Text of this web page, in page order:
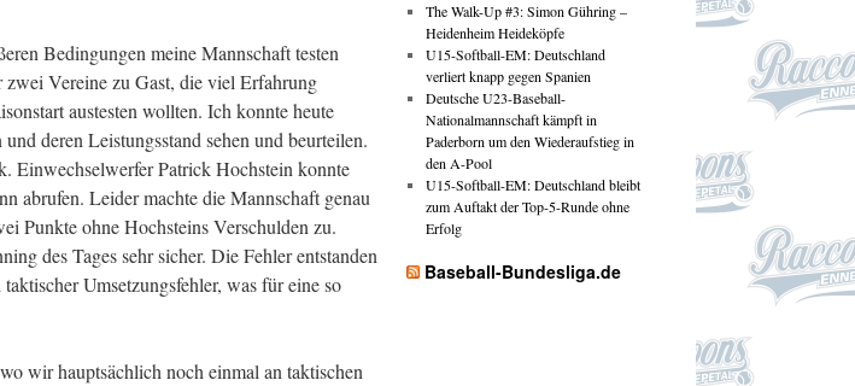
Bedingungen meine Mannschaft testen
Vereine zu Gast, die viel Erfahrung
austesten wollten. Ich konnte heute
deren Leistungsstand sehen und beurteilen.
Einwechselwerfer Patrick Hochstein konnte
abrufen. Leider machte die Mannschaft genau
Punkte ohne Hochsteins Verschulden zu.
des Tages sehr sicher. Die Fehler entstanden
Umsetzungsfehler, was für eine so
wir hauptsächlich noch einmal an taktischen
The Walk-Up #3: Simon Gühring –
Heidenheim Heideköpfe
U15-Softball-EM: Deutschland
verliert knapp gegen Spanien
Deutsche U23-Baseball-
Nationalmannschaft kämpft in
Paderborn um den Wiederaufstieg in
den A-Pool
U15-Softball-EM: Deutschland bleibt
zum Auftakt der Top-5-Runde ohne
Erfolg
Baseball-Bundesliga.de